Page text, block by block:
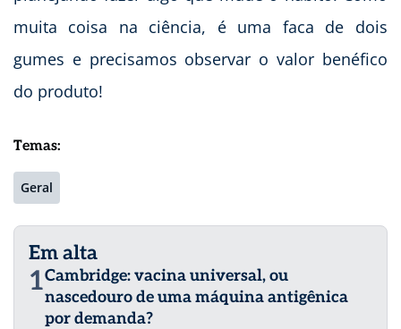
muita coisa na ciência, é uma faca de dois
gumes e precisamos observar o valor benéfico
do produto!
Temas:
Geral
Em alta
1Cambridge: vacina universal, ou
nascedouro de uma máquina antigênica
por demanda?